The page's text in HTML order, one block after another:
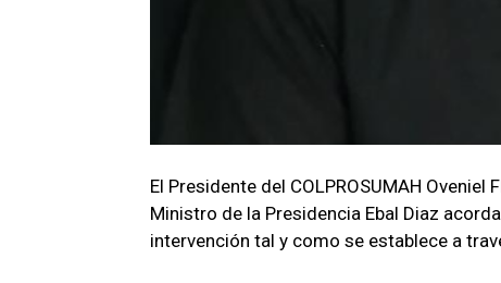
El Presidente del COLPROSUMAH
Ministro de la Presidencia Ebal Diaz
intervención tal y como se establece a